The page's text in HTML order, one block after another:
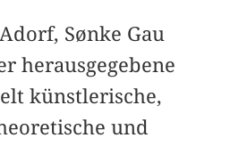
Sønke Gau
herausgegebene
künstlerische,
und